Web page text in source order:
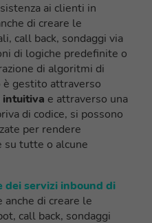
ai clienti in
di creare le
call back, sondaggi via
di logiche predefinite o
di algoritmi di
è gestito attraverso
intuitiva e attraverso una
di codice, si possono
per rendere
su tutte o alcune
dei servizi inbound di
di creare le
call back, sondaggi